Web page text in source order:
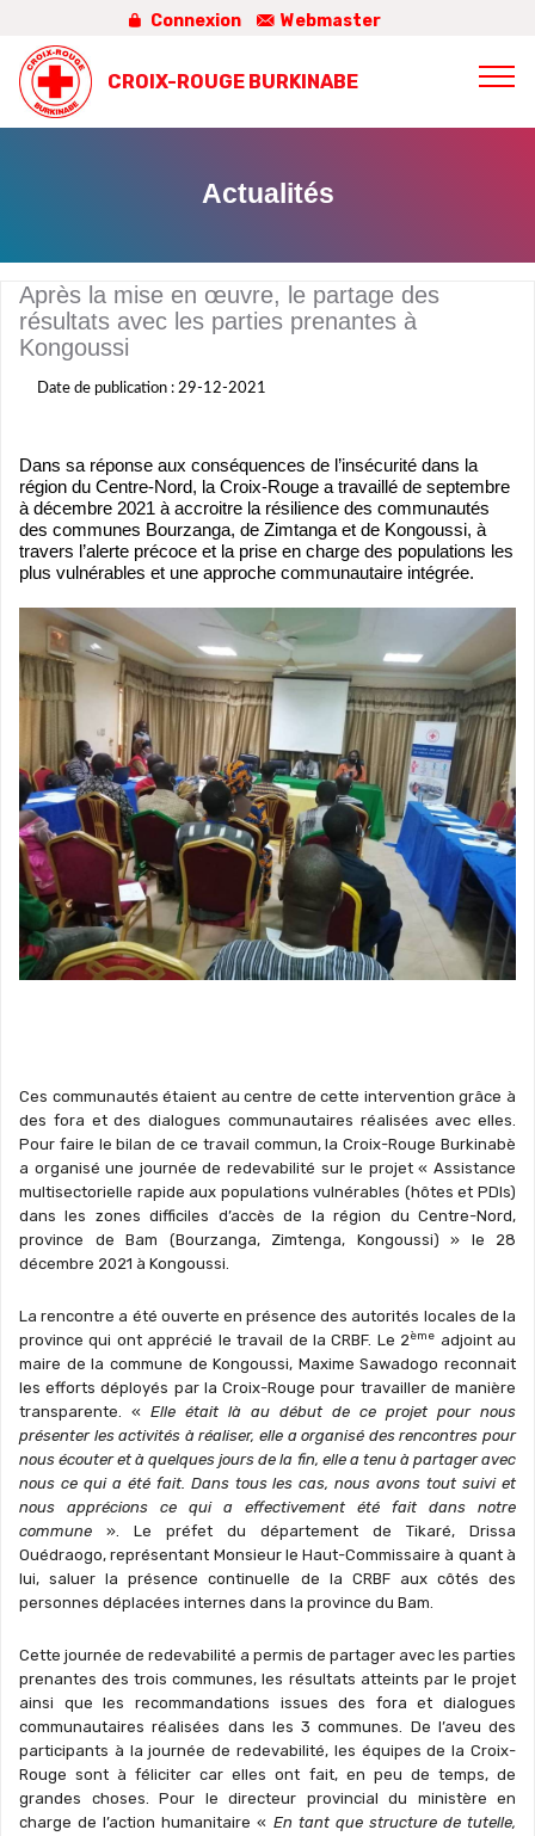
Connexion Webmaster
CROIX-ROUGE BURKINABE
Actualités
Après la mise en œuvre, le partage des
résultats avec les parties prenantes à
Kongoussi
Date de publication : 29-12-2021
Dans sa réponse aux conséquences de l’insécurité dans la
région du Centre-Nord, la Croix-Rouge a travaillé de septembre
à décembre 2021 à accroitre la résilience des communautés
des communes Bourzanga, de Zimtanga et de Kongoussi, à
travers l’alerte précoce et la prise en charge des populations les
plus vulnérables et une approche communautaire intégrée.
Ces communautés étaient au centre de cette intervention grâce à
des fora et des dialogues communautaires réalisées avec elles.
Pour faire le bilan de ce travail commun, la Croix-Rouge Burkinabè
a organisé une journée de redevabilité sur le projet « Assistance
multisectorielle rapide aux populations vulnérables (hôtes et PDIs)
dans les zones difficiles d’accès de la région du Centre-Nord,
province de Bam (Bourzanga, Zimtenga, Kongoussi) » le 28
décembre 2021 à Kongoussi.
La rencontre a été ouverte en présence des autorités locales de la
province qui ont apprécié le travail de la CRBF. Le 2ème adjoint au
maire de la commune de Kongoussi, Maxime Sawadogo reconnait
les efforts déployés par la Croix-Rouge pour travailler de manière
transparente. « Elle était là au début de ce projet pour nous
présenter les activités à réaliser, elle a organisé des rencontres pour
nous écouter et à quelques jours de la fin, elle a tenu à partager avec
nous ce qui a été fait. Dans tous les cas, nous avons tout suivi et
nous apprécions ce qui a effectivement été fait dans notre
commune ». Le préfet du département de Tikaré, Drissa
Ouédraogo, représentant Monsieur le Haut-Commissaire à quant à
lui, saluer la présence continuelle de la CRBF aux côtés des
personnes déplacées internes dans la province du Bam.
Cette journée de redevabilité a permis de partager avec les parties
prenantes des trois communes, les résultats atteints par le projet
ainsi que les recommandations issues des fora et dialogues
communautaires réalisées dans les 3 communes. De l’aveu des
participants à la journée de redevabilité, les équipes de la Croix-
Rouge sont à féliciter car elles ont fait, en peu de temps, de
grandes choses. Pour le directeur provincial du ministère en
charge de l’action humanitaire « En tant que structure de tutelle,